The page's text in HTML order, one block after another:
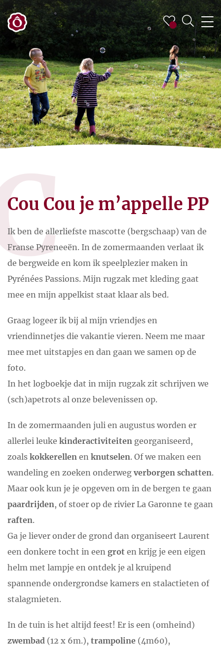
Cou Cou je m’appelle PP
Ik ben de allerliefste mascotte (bergschaap) van de
Franse Pyreneeën. In de zomermaanden verlaat ik
de bergweide en kom ik speelplezier maken in
Pyrénées Passions. Mijn rugzak met kleding gaat
mee en mijn appelkist staat klaar als bed.
Graag logeer ik bij al mijn vriendjes en
vriendinnetjes die vakantie vieren. Neem me maar
mee met uitstapjes en dan gaan we samen op de
foto.
In het logboekje dat in mijn rugzak zit schrijven we
(sch)apetrots al onze belevenissen op.
In de zomermaanden juli en augustus worden er
allerlei leuke kinderactiviteiten georganiseerd,
zoals kokkerellen en knutselen. Of we maken een
wandeling en zoeken onderweg verborgen schatten.
Maar ook kun je je opgeven om in de bergen te gaan
paardrijden, of stoer op de rivier La Garonne te gaan
raften.
Ga je liever onder de grond dan organiseert Laurent
een donkere tocht in een grot en krijg je een eigen
helm met lampje en ontdek je al kruipend
spannende ondergrondse kamers en stalactieten of
stalagmieten.
In de tuin is het altijd feest! Er is een (omheind)
zwembad (12 x 6m.), trampoline (4m60),